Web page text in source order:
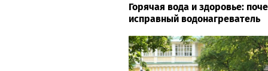
Горячая вода и здоровье:
исправный водонагреватель